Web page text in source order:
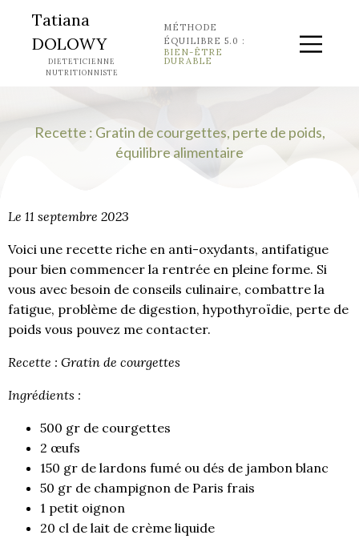
Tatiana
DOLOWY
DIETETICIENNE
NUTRITIONNISTE
MÉTHODE
ÉQUILIBRE 5.0 :
BIEN-ÊTRE
DURABLE
Recette : Gratin de courgettes, perte de poids,
équilibre alimentaire
Le 11 septembre 2023
Voici une recette riche en anti-oxydants, antifatigue
pour bien commencer la rentrée en pleine forme. Si
vous avec besoin de conseils culinaire, combattre la
fatigue, problème de digestion, hypothyroïdie, perte de
poids vous pouvez me contacter.
Recette : Gratin de courgettes
Ingrédients :
500 gr de courgettes
2 œufs
150 gr de lardons fumé ou dés de jambon blanc
50 gr de champignon de Paris frais
1 petit oignon
20 cl de lait de crème liquide